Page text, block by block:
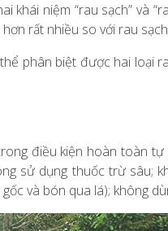
khái niệm “rau sạch” và
rất nhiều so với rau
phân biệt được hai loại
điều kiện hoàn toàn
sử dụng thuốc trừ sâu;
và bón qua lá); không